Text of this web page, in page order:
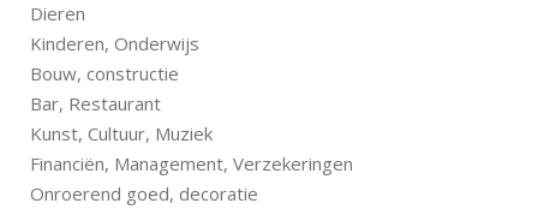
Dieren
Kinderen, Onderwijs
Bouw, constructie
Bar, Restaurant
Kunst, Cultuur, Muziek
Financiën, Management, Verzekeringen
Onroerend goed, decoratie